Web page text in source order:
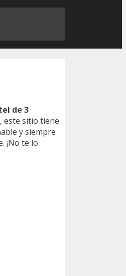
de 3
, este sitio tiene
y siempre
¡No te lo